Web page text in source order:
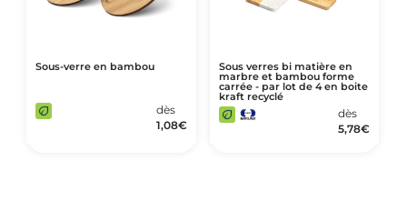
Sous-verre en bambou
dès
1,08€
Sous verres bi matière en
marbre et bambou forme
carrée - par lot de 4 en boite
kraft recyclé
dès
5,78€